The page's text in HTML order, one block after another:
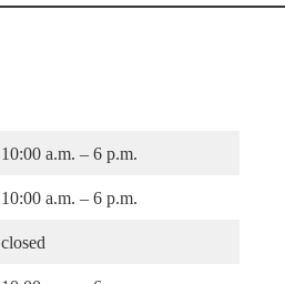
10:00 a.m. – 6 p.m.
10:00 a.m. – 6 p.m.
closed